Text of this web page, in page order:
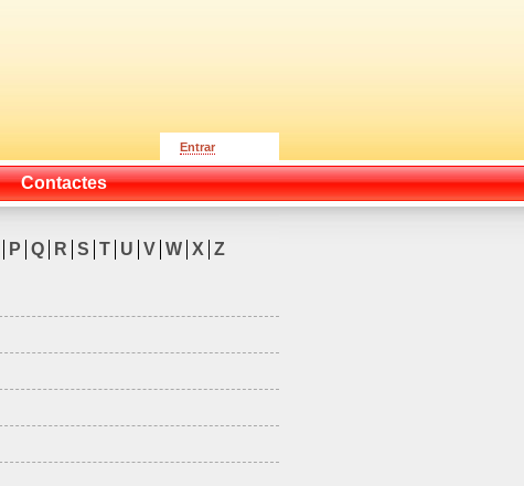
Entrar
Contactes
P Q R S T U V W X Z